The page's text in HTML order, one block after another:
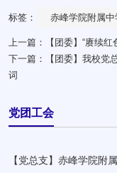
标签： 赤峰学院附属
上一篇：
【团委】“赓续
下一篇：
【团委】我校党
词
党团工会
【党总支】赤峰学院附